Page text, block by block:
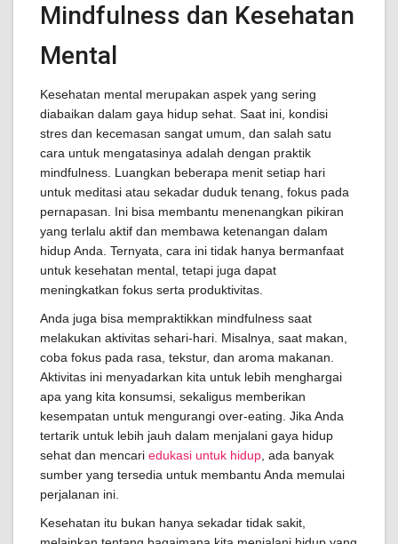
Mindfulness dan Kesehatan
Mental
Kesehatan mental merupakan aspek yang sering
diabaikan dalam gaya hidup sehat. Saat ini, kondisi
stres dan kecemasan sangat umum, dan salah satu
cara untuk mengatasinya adalah dengan praktik
mindfulness. Luangkan beberapa menit setiap hari
untuk meditasi atau sekadar duduk tenang, fokus pada
pernapasan. Ini bisa membantu menenangkan pikiran
yang terlalu aktif dan membawa ketenangan dalam
hidup Anda. Ternyata, cara ini tidak hanya bermanfaat
untuk kesehatan mental, tetapi juga dapat
meningkatkan fokus serta produktivitas.
Anda juga bisa mempraktikkan mindfulness saat
melakukan aktivitas sehari-hari. Misalnya, saat makan,
coba fokus pada rasa, tekstur, dan aroma makanan.
Aktivitas ini menyadarkan kita untuk lebih menghargai
apa yang kita konsumsi, sekaligus memberikan
kesempatan untuk mengurangi over-eating. Jika Anda
tertarik untuk lebih jauh dalam menjalani gaya hidup
sehat dan mencari edukasi untuk hidup , ada banyak
sumber yang tersedia untuk membantu Anda memulai
perjalanan ini.
Kesehatan itu bukan hanya sekadar tidak sakit,